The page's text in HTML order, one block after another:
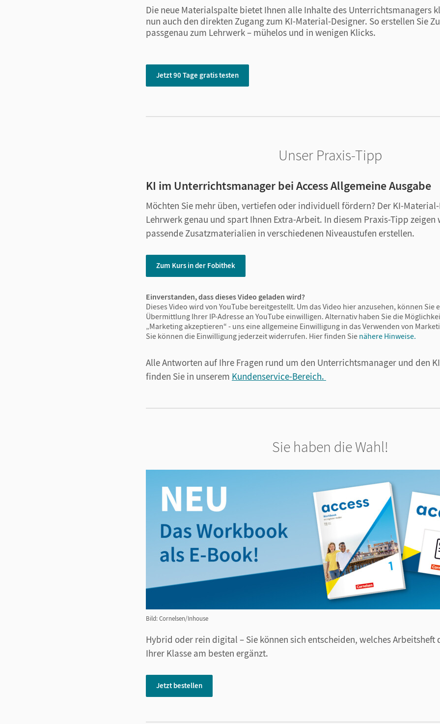
Die neue Materialspalte bietet Ihnen alle Inhalte des Unterrichtsmanagers
nun auch den direkten Zugang zum KI-Material-Designer. So erstellen Sie
passgenau zum Lehrwerk – mühelos und in wenigen Klicks.
Jetzt 90 Tage gratis testen
Unser Praxis-Tipp
KI im Unterrichtsmanager bei Access Allgemeine Ausgabe
Möchten Sie mehr üben, vertiefen oder individuell fördern? Der KI-
Lehrwerk genau und spart Ihnen Extra-Arbeit. In diesem Praxis-Tipp zeigen
passende Zusatzmaterialien in verschiedenen Niveaustufen erstellen.
Zum Kurs in der Fobithek
Einverstanden, dass dieses Video geladen wird?
Dieses Video wird von YouTube bereitgestellt. Um das Video hier anzusehen, können Sie
Übermittlung Ihrer IP-Adresse an YouTube einwilligen. Alternativ haben Sie die
„Marketing akzeptieren“ - uns eine allgemeine Einwilligung in das Verwenden von
Sie können die Einwilligung jederzeit widerrufen. Hier finden Sie nähere Hinweise.
Alle Antworten auf Ihre Fragen rund um den Unterrichtsmanager und den
finden Sie in unserem Kundenservice-Bereich.
Sie haben die Wahl!
Bild: Cornelsen/Inhouse
Hybrid oder rein digital – Sie können sich entscheiden, welches Arbeitsheft
Ihrer Klasse am besten ergänzt.
Jetzt bestellen